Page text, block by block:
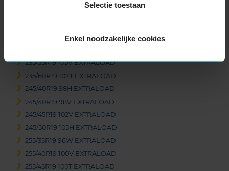
Selectie toestaan
Enkel noodzakelijke cookies
235/55R19 105H EXTRALOAD
235/55R19 105V EXTRALOAD
235/60R19 107T EXTRALOAD
245/40R19 98H EXTRALOAD
245/40R19 98V EXTRALOAD
245/45R19 102V EXTRALOAD
245/50R19 105H EXTRALOAD
255/35R19 96W EXTRALOAD
255/40R19 100V EXTRALOAD
255/45R19 100T EXTRALOAD